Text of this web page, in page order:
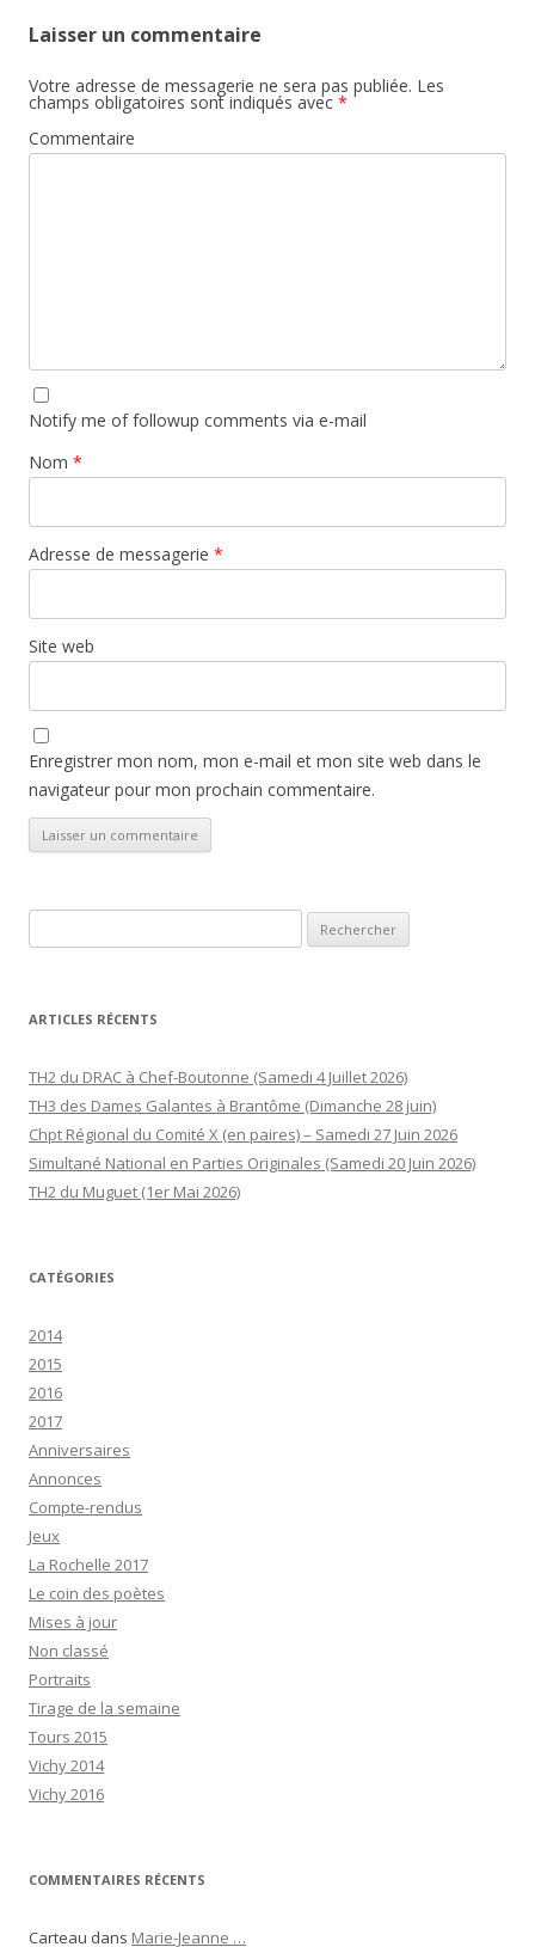
Laisser un commentaire
Votre adresse de messagerie ne sera pas publiée. Les
champs obligatoires sont indiqués avec *
Commentaire
Notify me of followup comments via e-mail
Nom *
Adresse de messagerie *
Site web
Enregistrer mon nom, mon e-mail et mon site web dans le
navigateur pour mon prochain commentaire.
ARTICLES RÉCENTS
TH2 du DRAC à Chef-Boutonne (Samedi 4 Juillet 2026)
TH3 des Dames Galantes à Brantôme (Dimanche 28 juin)
Chpt Régional du Comité X (en paires) – Samedi 27 Juin 2026
Simultané National en Parties Originales (Samedi 20 Juin 2026)
TH2 du Muguet (1er Mai 2026)
CATÉGORIES
2014
2015
2016
2017
Anniversaires
Annonces
Compte-rendus
Jeux
La Rochelle 2017
Le coin des poètes
Mises à jour
Non classé
Portraits
Tirage de la semaine
Tours 2015
Vichy 2014
Vichy 2016
COMMENTAIRES RÉCENTS
Carteau dans Marie-Jeanne …